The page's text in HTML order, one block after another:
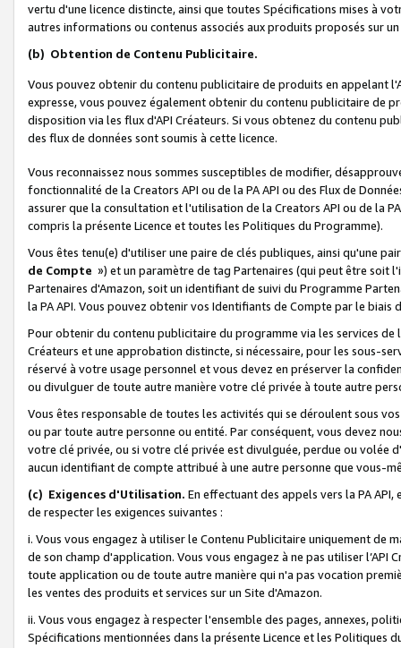
vertu d'une licence distincte, ainsi que toutes Spécifications mises à
autres informations ou contenus associés aux produits proposés sur
(b) Obtention de Contenu Publicitaire.
Vous pouvez obtenir du contenu publicitaire de produits en appelant
expresse, vous pouvez également obtenir du contenu publicitaire de
disposition via les flux d'API Créateurs. Si vous obtenez du contenu
des flux de données sont soumis à cette licence.
Vous reconnaissez nous sommes susceptibles de modifier,
fonctionnalité de la Creators API ou de la PA API ou des Flux de
assurer que la consultation et l'utilisation de la Creators API ou de la
compris la présente Licence et toutes les Politiques du Programme).
Vous êtes tenu(e) d'utiliser une paire de clés publiques, ainsi qu'une
de Compte ») et un paramètre de tag Partenaires (qui peut être soit
Partenaires d'Amazon, soit un identifiant de suivi du Programme
la PA API. Vous pouvez obtenir vos Identifiants de Compte par le biais
Pour obtenir du contenu publicitaire du programme via les services
Créateurs et une approbation distincte, si nécessaire, pour les sous-
réservé à votre usage personnel et vous devez en préserver la
ou divulguer de toute autre manière votre clé privée à toute autre
Vous êtes responsable de toutes les activités qui se déroulent sous
ou par toute autre personne ou entité. Par conséquent, vous devez
votre clé privée, ou si votre clé privée est divulguée, perdue ou volée
aucun identifiant de compte attribué à une autre personne que vous-
(c) Exigences d'Utilisation. En effectuant des appels vers la PA
de respecter les exigences suivantes :
i. Vous vous engagez à utiliser le Contenu Publicitaire uniquement de
de son champ d'application. Vous vous engagez à ne pas utiliser l’API
toute application ou de toute autre manière qui n'a pas vocation
les ventes des produits et services sur un Site d'Amazon.
ii. Vous vous engagez à respecter l'ensemble des pages, annexes,
Spécifications mentionnées dans la présente Licence et les Politiques